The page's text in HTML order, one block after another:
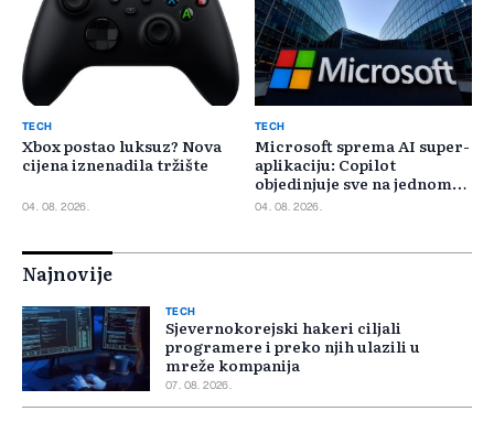
TECH
Xbox postao luksuz? Nova
cijena iznenadila tržište
04. 08. 2026.
TECH
Microsoft sprema AI super-
aplikaciju: Copilot
objedinjuje sve na jednom
mjestu
04. 08. 2026.
Najnovije
TECH
Sjevernokorejski hakeri ciljali
programere i preko njih ulazili u
mreže kompanija
07. 08. 2026.